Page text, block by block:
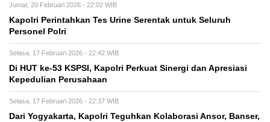
Jumat, 20 Februari 2026 - 22:02 WIB
Kapolri Perintahkan Tes Urine Serentak untuk Seluruh
Personel Polri
Selasa, 17 Februari 2026 - 22:42 WIB
Di HUT ke-53 KSPSI, Kapolri Perkuat Sinergi dan Apresiasi
Kepedulian Perusahaan
Selasa, 17 Februari 2026 - 22:37 WIB
Dari Yogyakarta, Kapolri Teguhkan Kolaborasi Ansor, Banser,